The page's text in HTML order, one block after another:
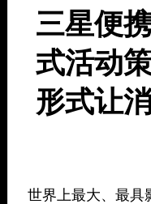
三星便
式活动
形式让
世界上最大、最